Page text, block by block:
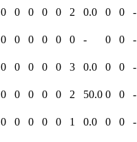
0 0 0 0 0 2 0.0 0 0 -
0 0 0 0 0 0 - 0 0 -
0 0 0 0 0 3 0.0 0 0 -
0 0 0 0 0 2 50.0 0 0 -
0 0 0 0 0 1 0.0 0 0 -